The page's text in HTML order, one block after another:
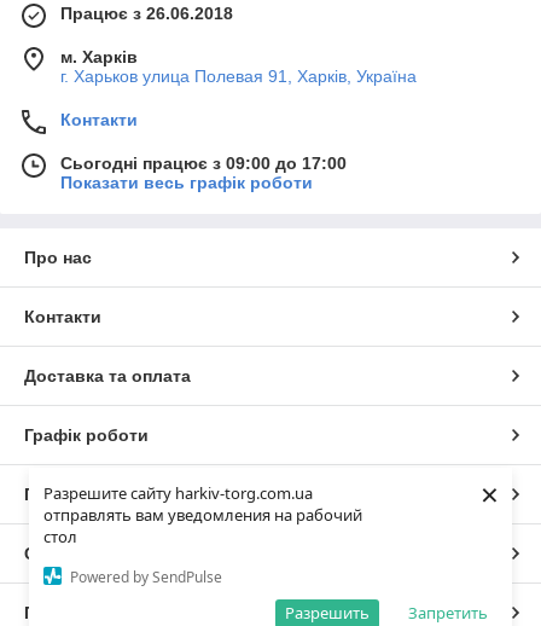
Разрешите сайту harkiv-torg.com.ua
отправлять вам уведомления на рабочий
стол
Powered by SendPulse
Запретить
Разрешить
×
Працює з 26.06.2018
м. Харків
г. Харьков улица Полевая 91, Харків, Україна
Контакти
Сьогодні працює з 09:00 до 17:00
Показати весь графік роботи
Про нас
Контакти
Доставка та оплата
Графік роботи
Повна версія сайту
Сайт створено на маркетплейсі
Політика конфіденційності